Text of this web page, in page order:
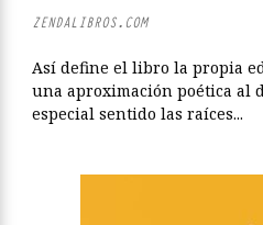
ZENDALIBROS.COM
Así define el libro la propia
una aproximación poética al
especial sentido las raíces...